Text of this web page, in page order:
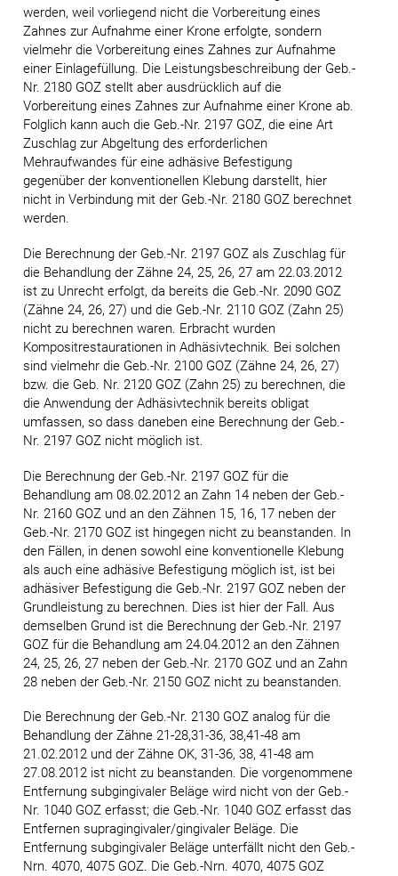
werden, weil vorliegend nicht die Vorbereitung eines
Zahnes zur Aufnahme einer Krone erfolgte, sondern
vielmehr die Vorbereitung eines Zahnes zur Aufnahme
einer Einlagefüllung. Die Leistungsbeschreibung der Geb.-
Nr. 2180 GOZ stellt aber ausdrücklich auf die
Vorbereitung eines Zahnes zur Aufnahme einer Krone ab.
Folglich kann auch die Geb.-Nr. 2197 GOZ, die eine Art
Zuschlag zur Abgeltung des erforderlichen
Mehraufwandes für eine adhäsive Befestigung
gegenüber der konventionellen Klebung darstellt, hier
nicht in Verbindung mit der Geb.-Nr. 2180 GOZ berechnet
werden.
Die Berechnung der Geb.-Nr. 2197 GOZ als Zuschlag für
die Behandlung der Zähne 24, 25, 26, 27 am 22.03.2012
ist zu Unrecht erfolgt, da bereits die Geb.-Nr. 2090 GOZ
(Zähne 24, 26, 27) und die Geb.-Nr. 2110 GOZ (Zahn 25)
nicht zu berechnen waren. Erbracht wurden
Kompositrestaurationen in Adhäsivtechnik. Bei solchen
sind vielmehr die Geb.-Nr. 2100 GOZ (Zähne 24, 26, 27)
bzw. die Geb. Nr. 2120 GOZ (Zahn 25) zu berechnen, die
die Anwendung der Adhäsivtechnik bereits obligat
umfassen, so dass daneben eine Berechnung der Geb.-
Nr. 2197 GOZ nicht möglich ist.
Die Berechnung der Geb.-Nr. 2197 GOZ für die
Behandlung am 08.02.2012 an Zahn 14 neben der Geb.-
Nr. 2160 GOZ und an den Zähnen 15, 16, 17 neben der
Geb.-Nr. 2170 GOZ ist hingegen nicht zu beanstanden. In
den Fällen, in denen sowohl eine konventionelle Klebung
als auch eine adhäsive Befestigung möglich ist, ist bei
adhäsiver Befestigung die Geb.-Nr. 2197 GOZ neben der
Grundleistung zu berechnen. Dies ist hier der Fall. Aus
demselben Grund ist die Berechnung der Geb.-Nr. 2197
GOZ für die Behandlung am 24.04.2012 an den Zähnen
24, 25, 26, 27 neben der Geb.-Nr. 2170 GOZ und an Zahn
28 neben der Geb.-Nr. 2150 GOZ nicht zu beanstanden.
Die Berechnung der Geb.-Nr. 2130 GOZ analog für die
Behandlung der Zähne 21-28,31-36, 38,41-48 am
21.02.2012 und der Zähne OK, 31-36, 38, 41-48 am
27.08.2012 ist nicht zu beanstanden. Die vorgenommene
Entfernung subgingivaler Beläge wird nicht von der Geb.-
Nr. 1040 GOZ erfasst; die Geb.-Nr. 1040 GOZ erfasst das
Entfernen supragingivaler/gingivaler Beläge. Die
Entfernung subgingivaler Beläge unterfällt nicht den Geb.-
Nrn. 4070, 4075 GOZ. Die Geb.-Nrn. 4070, 4075 GOZ